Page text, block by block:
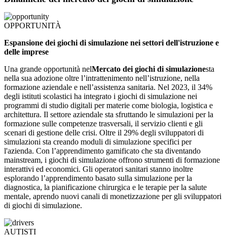
OPPORTUNITÀ
Espansione dei giochi di simulazione nei settori dell'istruzione e
delle imprese
Una grande opportunità nelMercato dei giochi di simulazionesta
nella sua adozione oltre l’intrattenimento nell’istruzione, nella
formazione aziendale e nell’assistenza sanitaria. Nel 2023, il 34%
degli istituti scolastici ha integrato i giochi di simulazione nei
programmi di studio digitali per materie come biologia, logistica e
architettura. Il settore aziendale sta sfruttando le simulazioni per la
formazione sulle competenze trasversali, il servizio clienti e gli
scenari di gestione delle crisi. Oltre il 29% degli sviluppatori di
simulazioni sta creando moduli di simulazione specifici per
l'azienda. Con l’apprendimento gamificato che sta diventando
mainstream, i giochi di simulazione offrono strumenti di formazione
interattivi ed economici. Gli operatori sanitari stanno inoltre
esplorando l’apprendimento basato sulla simulazione per la
diagnostica, la pianificazione chirurgica e le terapie per la salute
mentale, aprendo nuovi canali di monetizzazione per gli sviluppatori
di giochi di simulazione.
AUTISTI